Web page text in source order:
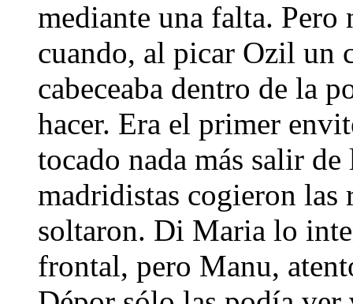
mediante una falta. Pero
cuando, al picar Ozil un
cabeceaba dentro de la
hacer. Era el primer
tocado nada más salir
madridistas cogieron las
soltaron. Di Maria lo
frontal, pero Manu,